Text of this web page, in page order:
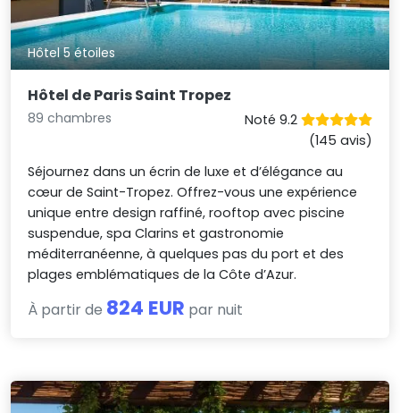
Hôtel 5 étoiles
Hôtel de Paris Saint Tropez
89 chambres
Noté 9.2
(145 avis)
Séjournez dans un écrin de luxe et d’élégance au
cœur de Saint-Tropez. Offrez-vous une expérience
unique entre design raffiné, rooftop avec piscine
suspendue, spa Clarins et gastronomie
méditerranéenne, à quelques pas du port et des
plages emblématiques de la Côte d’Azur.
À partir de 824 EUR par nuit